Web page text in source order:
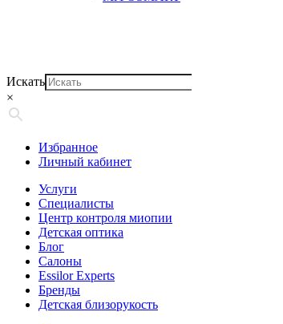
Искать
×
Избранное
Личный кабинет
Услуги
Специалисты
Центр контроля миопии
Детская оптика
Блог
Салоны
Essilor Experts
Бренды
Детская близорукость